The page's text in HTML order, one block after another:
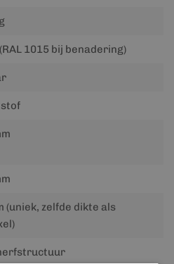
1015 bij benadering)
(uniek, zelfde dikte als